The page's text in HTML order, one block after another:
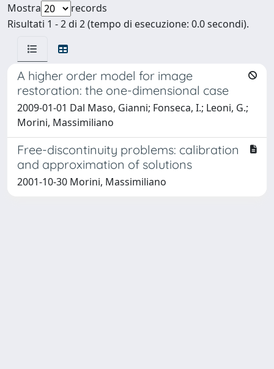
Mostra
records
Risultati 1 - 2 di 2 (tempo di esecuzione: 0.0 secondi).
A higher order model for image
restoration: the one-dimensional case
2009-01-01 Dal Maso, Gianni; Fonseca, I.; Leoni, G.;
Morini, Massimiliano
Free-discontinuity problems: calibration
and approximation of solutions
2001-10-30 Morini, Massimiliano